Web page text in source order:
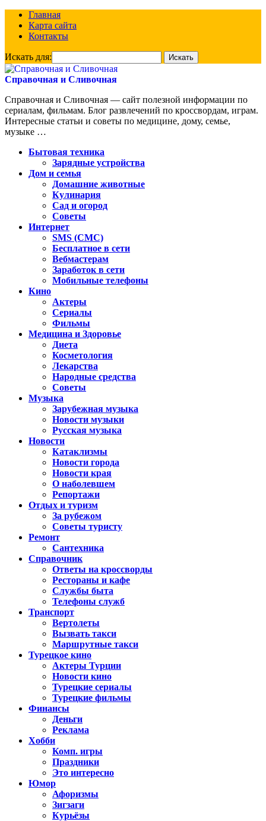
Главная
Карта сайта
Контакты
Искать для:
Справочная и Сливочная
Справочная и Сливочная — сайт полезной информации по
сериалам, фильмам. Блог развлечений по кроссвордам, играм.
Интересные статьи и советы по медицине, дому, семье,
музыке …
Бытовая техника
Зарядные устройства
Дом и семья
Домашние животные
Кулинария
Сад и огород
Советы
Интернет
SMS (СМС)
Бесплатное в сети
Вебмастерам
Заработок в сети
Мобильные телефоны
Кино
Актеры
Сериалы
Фильмы
Медицина и Здоровье
Диета
Косметология
Лекарства
Народные средства
Советы
Музыка
Зарубежная музыка
Новости музыки
Русская музыка
Новости
Катаклизмы
Новости города
Новости края
О наболевшем
Репортажи
Отдых и туризм
За рубежом
Советы туристу
Ремонт
Сантехника
Справочник
Ответы на кроссворды
Рестораны и кафе
Службы быта
Телефоны служб
Транспорт
Вертолеты
Вызвать такси
Маршрутные такси
Турецкое кино
Актеры Турции
Новости кино
Турецкие сериалы
Турецкие фильмы
Финансы
Деньги
Реклама
Хобби
Комп. игры
Праздники
Это интересно
Юмор
Афоризмы
Зигзаги
Курьёзы